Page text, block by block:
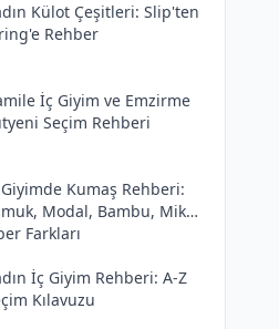
Külot Çeşitleri: Slip'ten
Rehber
İç Giyim ve Emzirme
Seçim Rehberi
Kumaş Rehberi:
Modal, Bambu, Mikro
Farkları
İç Giyim Rehberi: A-Z
Kılavuzu